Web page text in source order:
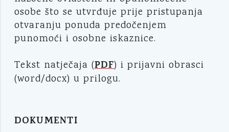
osobe što se utvrđuje prije pristupanja
otvaranju ponuda predočenjem
punomoći i osobne iskaznice.
Tekst natječaja (PDF) i prijavni obrasci
(word/docx) u prilogu.
DOKUMENTI